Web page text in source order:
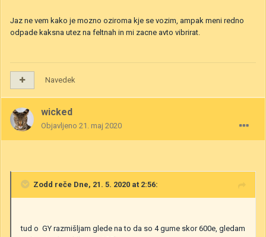
Jaz ne vem kako je mozno oziroma kje se vozim, ampak meni redno
odpade kaksna utez na feltnah in mi zacne avto vibrirat.
Navedek
wicked
Objavljeno 21. maj 2020
Zodd reče Dne, 21. 5. 2020 at 2:56:
tud o GY razmišljam glede na to da so 4 gume skor 600e, gledam